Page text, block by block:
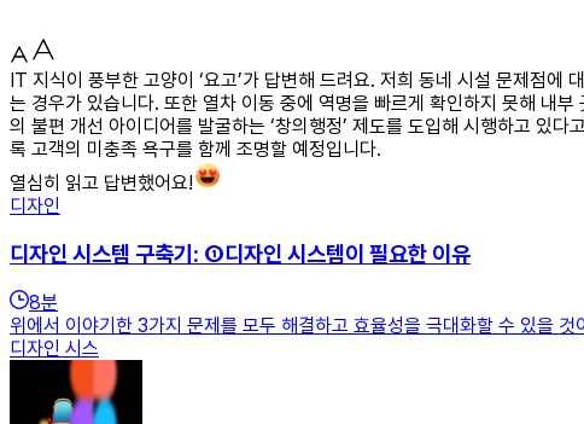
IT 지식이 풍부한 고양이 ‘요고’가 답변해 드려요. 저희 동네 시설 문제점
는 경우가 있습니다. 또한 열차 이동 중에 역명을 빠르게 확인하지 못해 내
의 불편 개선 아이디어를 발굴하는 ‘창의행정’ 제도를 도입해 시행하고 있
록 고객의 미충족 욕구를 함께 조명할 예정입니다.
열심히 읽고 답변했어요!
디자인
디자인 시스템 구축기: ①디자인 시스템이 필요한 이유
8분
위에서 이야기한 3가지 문제를 모두 해결하고 효율성을 극대화할 수 있을
디자인 시스